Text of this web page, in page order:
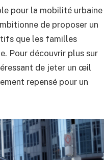
pour la mobilité urbaine
de proposer un
que les familles
Pour découvrir plus sur
de jeter un œil
repensé pour un